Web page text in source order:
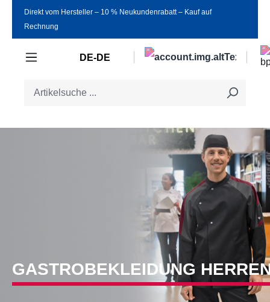
Zum Hauptinhalt springen
Direkt vom Hersteller ‒ 10 % Neukundenrabatt ‒ Kauf auf
Rechnung
DE-DE
GASTROBEKLEIDUNG